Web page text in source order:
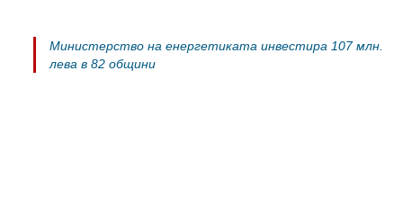
Министерство на енергетиката инвестира 107 млн.
лева в 82 общини